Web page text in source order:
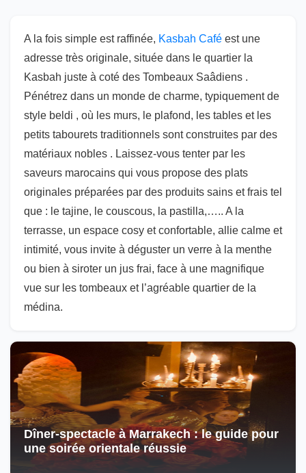
A la fois simple est raffinée, Kasbah Café est une
adresse très originale, située dans le quartier la
Kasbah juste à coté des Tombeaux Saâdiens .
Pénétrez dans un monde de charme, typiquement de
style beldi , où les murs, le plafond, les tables et les
petits tabourets traditionnels sont construites par des
matériaux nobles . Laissez-vous tenter par les
saveurs marocains qui vous propose des plats
originales préparées par des produits sains et frais tel
que : le tajine, le couscous, la pastilla,….. A la
terrasse, un espace cosy et confortable, allie calme et
intimité, vous invite à déguster un verre à la menthe
ou bien à siroter un jus frai, face à une magnifique
vue sur les tombeaux et l’agréable quartier de la
médina.
Dîner-spectacle à Marrakech : le guide pour
une soirée orientale réussie